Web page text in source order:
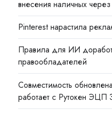
внесения наличных
Pinterest нарастила
Правила для ИИ
правообладателей
Совместимость
работает с Рутокен ЭЦП